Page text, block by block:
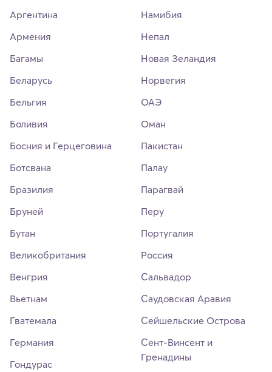
Аргентина
Армения
Багамы
Беларусь
Бельгия
Боливия
Босния и Герцеговина
Ботсвана
Бразилия
Бруней
Бутан
Великобритания
Венгрия
Вьетнам
Гватемала
Германия
Гондурас
Намибия
Непал
Новая Зеландия
Норвегия
ОАЭ
Оман
Пакистан
Палау
Парагвай
Перу
Португалия
Россия
Сальвадор
Саудовская Аравия
Сейшельские Острова
Сент-Винсент и
Гренадины